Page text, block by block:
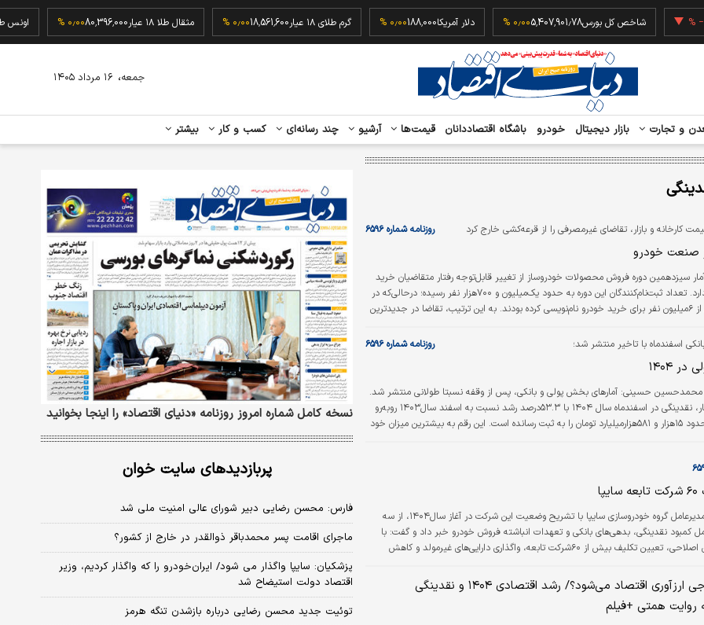
‎−۰٫۲۳ % شاخص کل بورس5,407,901.78 دلار آمریکا188,000 گرم طلای ۱۸ عیار 18,561,600 مثقال طلا ۱۸ عیار 80,396,000
و تجارت بازار دیجیتال خودرو باشگاه اقتصاددانان قیمت‌ها آرشیو چند رسانه‌ای کسب و کار بیشتر
جمعه، ۱۶ مرداد ۱۴۰۵
کارخانه و بازار، تقاضای غیرمصرفی را از قرعه‌کشی خارج کرد روزنامه شماره ۶۵۹۶
صنعت خودرو
سیزدهمین دوره فروش محصولات خودروساز از تغییر قابل‌توجه رفتار متقاضیان خرید
خودرو حکایت دارد. تعداد ثبت‌نام‌کنندگان این دوره به حدود یک‌میلیون و ۷۰۰هزار نفر رسیده؛ درحالی‌که در
دوره قبل، بیش از ۶‌میلیون نفر برای خرید خودرو نام‌نویسی کرده بودند. به این ترتیب، تقاضا در جدیدترین
نرخ‌های کارخانه و بازار رخ داده است؛ موضوعی که به اعتقاد کارشناسان یکی از
اسفندماه با تاخیر منتشر شد؛ روزنامه شماره ۶۵۹۶
۱۴۰۴
- محمدحسین حسینی: آمار‌های بخش پولی و بانکی، پس از وقفه نسبتا طولانی منتشر شد.
بر اساس این آمار، نقدینگی در اسفند‌ماه سال ۱۴۰۴ با ۵۳.۳درصد رشد نسبت به اسفند سال۱۴۰۳ روبه‌رو
بوده و حجمی حدود ۱۵هزار و ۵۸۱هزار‌میلیارد تومان را به ثبت رسانده است. این رقم به بیشترین میزان خود
حمایت از تداوم…
دنیای‌ اقتصاد: مدیرعامل گروه خودروسازی سایپا با تشریح وضعیت این شرکت در آغاز سال۱۴۰۴، از سه
کمبود نقدینگی، بدهی‌های بانکی و تعهدات انباشته فروش خودرو خبر داد و گفت: با
اجرای برنامه‌های اصلاحی، تعیین تکلیف بیش از ۶۰شرکت تابعه، واگذاری دارایی‌های غیرمولد و کاهش
شد.
آیا معدن ناجی ارزآوری اقتصاد می‌شود؟/ رشد اقتصادی ۱۴۰۴ و نقدینگی
روایت همتی +فیلم
نسخه کامل شماره امروز روزنامه «دنیای‌ اقتصاد» را اینجا بخوانید
پربازدیدهای سایت خوان
فارس: محسن رضایی دبیر شورای عالی امنیت ملی شد
ماجرای اقامت پسر محمدباقر ذوالقدر در خارج از کشور؟
پزشکیان: سایپا واگذار می شود/ ایران‌خودرو را که واگذار کردیم، وزیر
اقتصاد دولت استیضاح شد
توئیت جدید محسن رضایی درباره بازشدن تنگه هرمز